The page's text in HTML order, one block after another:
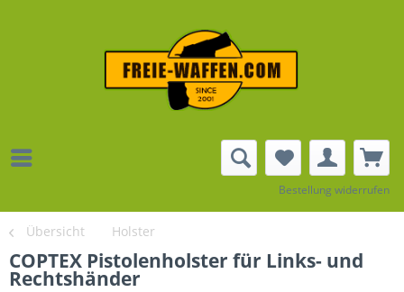
Bestellung widerrufen
Übersicht Holster
COPTEX Pistolenholster für Links- und
Rechtshänder